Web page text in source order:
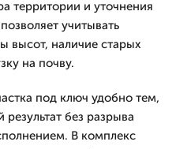
территории и уточнения
учитывать
высот, наличие старых
на почву.
под ключ удобно тем,
без разрыва
В комплекс